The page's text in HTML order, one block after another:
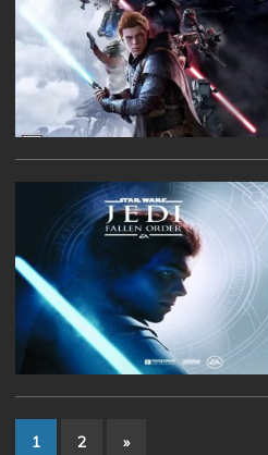
1 2 »